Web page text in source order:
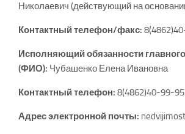
Николаевич (действующий на
Контактный телефон/факс:
Исполняющий обязанности главного
(ФИО): Чубашенко Елена Ивановна
Контактный телефон: 8(4862)40-99-95
Адрес электронной почты: